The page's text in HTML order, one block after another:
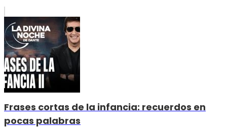
Frases cortas de la infancia: recuerdos en
pocas palabras